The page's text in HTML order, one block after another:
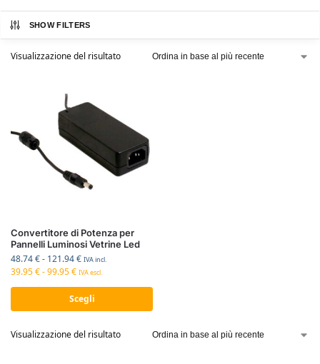
SHOW FILTERS
Visualizzazione del risultato
Convertitore di Potenza per
Pannelli Luminosi Vetrine Led
48.74€- 121.94€ IVA incl.
39.95€-99.95€ IVA escl.
Scegli
Visualizzazione del risultato